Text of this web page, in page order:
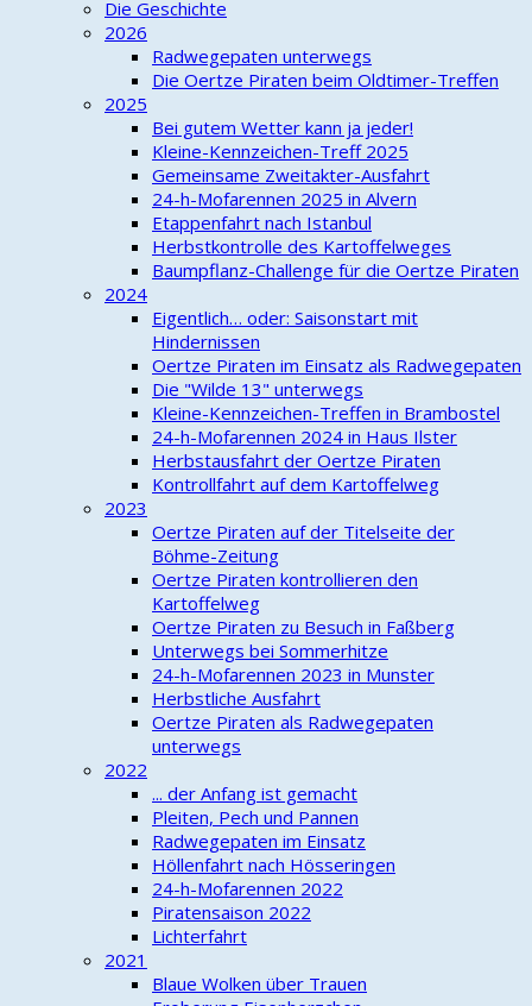
Die Geschichte
2026
Radwegepaten unterwegs
Die Oertze Piraten beim Oldtimer-Treffen
2025
Bei gutem Wetter kann ja jeder!
Kleine-Kennzeichen-Treff 2025
Gemeinsame Zweitakter-Ausfahrt
24-h-Mofarennen 2025 in Alvern
Etappenfahrt nach Istanbul
Herbstkontrolle des Kartoffelweges
Baumpflanz-Challenge für die Oertze Piraten
2024
Eigentlich… oder: Saisonstart mit
Hindernissen
Oertze Piraten im Einsatz als Radwegepaten
Die "Wilde 13" unterwegs
Kleine-Kennzeichen-Treffen in Brambostel
24-h-Mofarennen 2024 in Haus Ilster
Herbstausfahrt der Oertze Piraten
Kontrollfahrt auf dem Kartoffelweg
2023
Oertze Piraten auf der Titelseite der
Böhme-Zeitung
Oertze Piraten kontrollieren den
Kartoffelweg
Oertze Piraten zu Besuch in Faßberg
Unterwegs bei Sommerhitze
24-h-Mofarennen 2023 in Munster
Herbstliche Ausfahrt
Oertze Piraten als Radwegepaten
unterwegs
2022
... der Anfang ist gemacht
Pleiten, Pech und Pannen
Radwegepaten im Einsatz
Höllenfahrt nach Hösseringen
24-h-Mofarennen 2022
Piratensaison 2022
Lichterfahrt
2021
Blaue Wolken über Trauen